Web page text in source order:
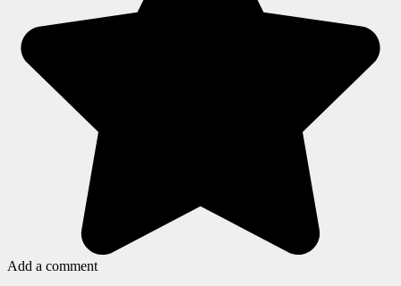
Add a comment